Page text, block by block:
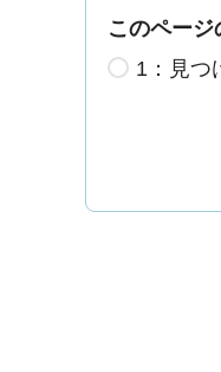
このページ
1：見つ